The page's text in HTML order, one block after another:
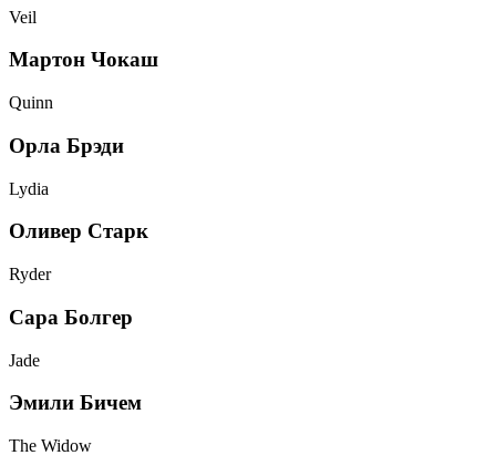
Veil
Мартон Чокаш
Quinn
Орла Брэди
Lydia
Оливер Старк
Ryder
Сара Болгер
Jade
Эмили Бичем
The Widow